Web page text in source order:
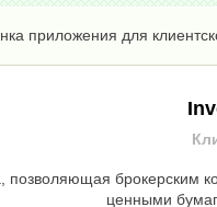
приложения для
брокерским
ценными